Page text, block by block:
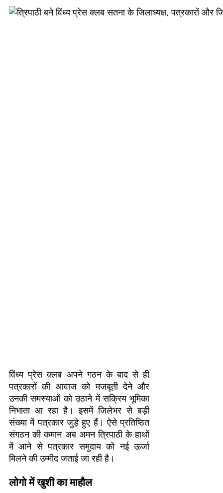
विंध्य प्रेस क्लब अपने गठन के बाद से ही
पत्रकारों की आवाज को मजबूती देने और
उनकी समस्याओं को उठाने में सक्रिय भूमिका
निभाता आ रहा है। इसमें जिलेभर से बड़ी
संख्या में पत्रकार जुड़े हुए हैं। ऐसे प्रतिष्ठित
संगठन की कमान अब अमन त्रिपाठी के हाथों
में आने से पत्रकार समुदाय को नई ऊर्जा
मिलने की उम्मीद जताई जा रही है।
लोगो में खुशी का माहौल